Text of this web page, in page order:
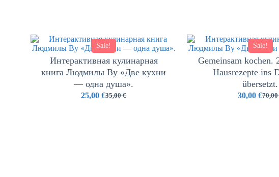
Sale!
Интерактивная кулинарная
книга Людмилы Ву «Две кухни
— одна душа».
35,00€
25,00€
Sale!
Gemeinsam kochen.
Hausrezepte ins
übersetzt.
70,00
30,00 €